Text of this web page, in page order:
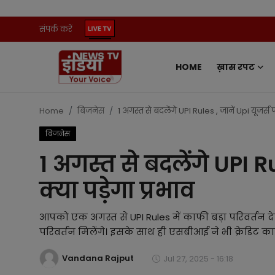
संपर्क करें
HOME ख़ास रपट
संपर्क करें
ख़ास रपट
मनोरंजन
Home बिजनेस 1 अगस्त से बदलेंगे UPI Rules , जानें Upi यूजर्स
बिजनेस
1 अगस्त से बदलेंगे UPI
क्या पड़ेगा प्रभाव
आपको एक अगस्त से UPI Rules में काफी बड़ा
परिवर्तन मिलेंगे। इसके साथ ही एसबीआई ने भी क्रेडिट
Vandana Rajput Jul 27, 2025 - 16:18